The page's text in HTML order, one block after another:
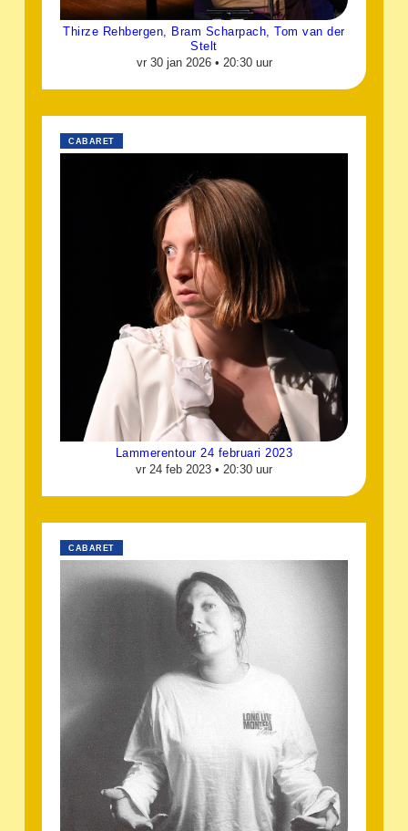
Thirze Rehbergen, Bram Scharpach, Tom van der
Stelt
vr 30 jan 2026 • 20:30 uur
CABARET
Lammerentour 24 februari 2023
vr 24 feb 2023 • 20:30 uur
CABARET